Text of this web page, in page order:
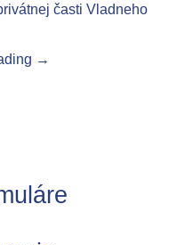
časti Vladneho
→